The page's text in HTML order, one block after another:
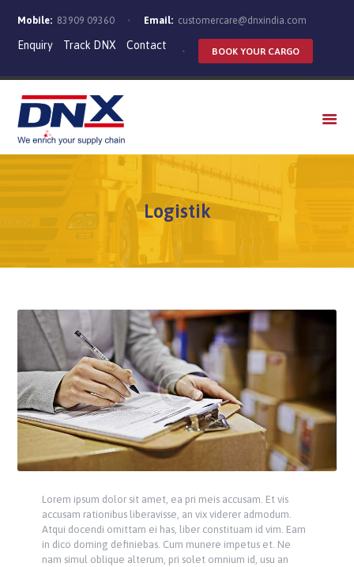
Mobile: 83909 09360 Email: customercare@dnxindia.com
Enquiry Track DNX Contact BOOK YOUR CARGO
Logistik
WHO WE ARE
SERVICES
INDUSTRIES
Lorem ipsum dolor sit amet, ea pri meis accusam. Et vis
accusam rationibus liberavisse, an vix viderer admodum.
Atqui docendi omittam ei has, liber constituam id vim. Eam
in dico doming definiebas. Cum munere impetus et. Ne
nam simul oblique alterum, pri solet omnium id, usu an